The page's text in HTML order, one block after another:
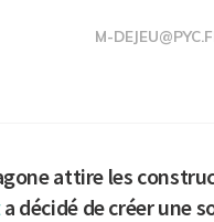
M-
attire les
a décidé de créer une